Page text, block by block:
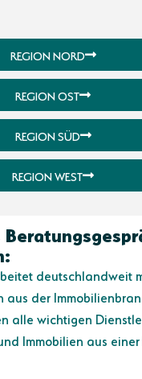
REGION NORD
REGION OST
REGION SÜD
REGION WEST
deutschlandweit
aus der
alle wichtigen
Immobilien aus